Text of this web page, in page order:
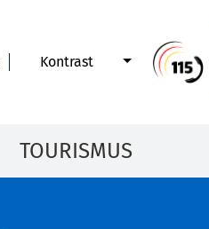
Kontrast
TOURISMUS